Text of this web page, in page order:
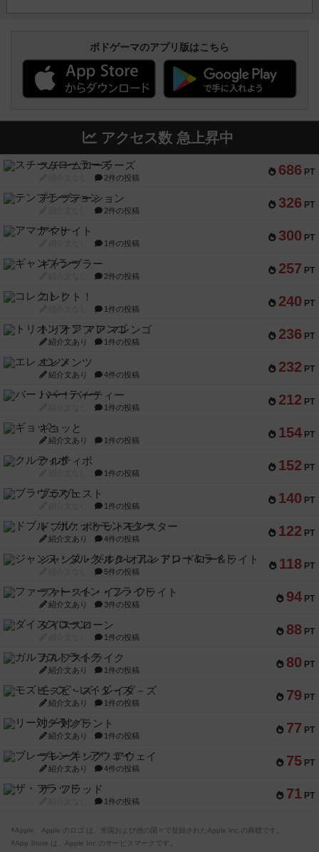
ボドゲーマのアプリ版はこちら
アクセス数 急上昇中
686 PT
スチームローラーズ
2件の投稿
326 PT
テンプテーション
2件の投稿
300 PT
アマナイト
1件の投稿
257 PT
ギャンブラー
2件の投稿
240 PT
コレクト！
1件の投稿
236 PT
トリオンフ ア マレンゴ
紹介文あり 1件の投稿
232 PT
エレメンツ
紹介文あり 4件の投稿
212 PT
バー！パーティー
1件の投稿
154 PT
ギョッと
紹介文あり 1件の投稿
152 PT
クルティボ
1件の投稿
140 PT
ブラヴェスト
1件の投稿
122 PT
ドブル：ポケットモンスター
紹介文あり 4件の投稿
118 PT
ジャンヌ・ダルク-オルレアン ドロー＆ライト
5件の投稿
94 PT
ファースト・イン・フライト
紹介文あり 3件の投稿
88 PT
ダイススローン
1件の投稿
80 PT
ガルフストライク
紹介文あり 1件の投稿
79 PT
モズビ－ズ・レイダ－ズ
紹介文あり 1件の投稿
77 PT
リー対グラント
紹介文あり 1件の投稿
75 PT
ブレーキング・アウェイ
紹介文あり 4件の投稿
71 PT
ザ・フラッド
1件の投稿
※Apple、Apple のロゴ は、米国および他の国々で登録されたApple Inc.の商標です。
※App Store は、Apple Inc.のサービスマークです。